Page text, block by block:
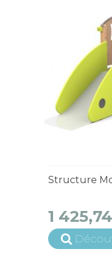
Structure
1